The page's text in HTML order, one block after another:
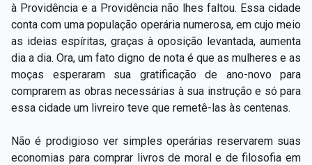
à Providência e a Providência não lhes faltou. Essa cidade
conta com uma população operária numerosa, em cujo meio
as ideias espíritas, graças à oposição levantada, aumenta
dia a dia. Ora, um fato digno de nota é que as mulheres e as
moças esperaram sua gratificação de ano-novo para
comprarem as obras necessárias à sua instrução e só para
essa cidade um livreiro teve que remetê-las às centenas.
Não é prodigioso ver simples operárias reservarem suas
economias para comprar livros de moral e de filosofia em